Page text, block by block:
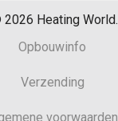
2026 Heating World.
Opbouwinfo
Verzending
voorwaarden